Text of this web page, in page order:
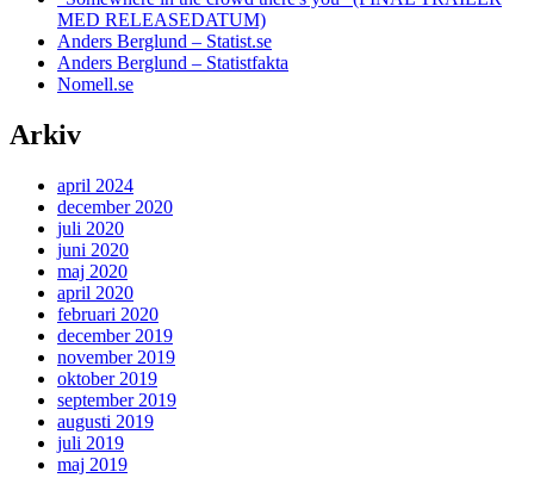
MED RELEASEDATUM)
Anders Berglund – Statist.se
Anders Berglund – Statistfakta
Nomell.se
Arkiv
april 2024
december 2020
juli 2020
juni 2020
maj 2020
april 2020
februari 2020
december 2019
november 2019
oktober 2019
september 2019
augusti 2019
juli 2019
maj 2019